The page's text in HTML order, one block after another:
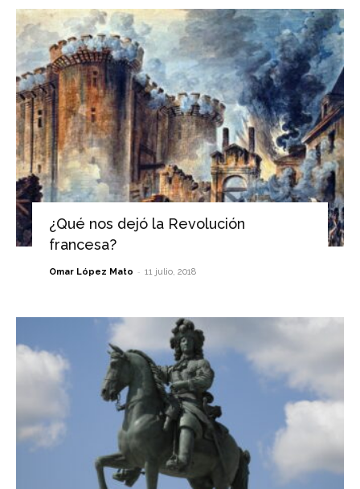
¿Qué nos dejó la Revolución
francesa?
Omar López Mato - 11 julio, 2018